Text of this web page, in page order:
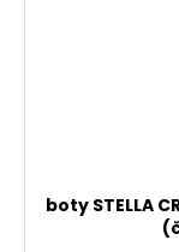
boty STELLA